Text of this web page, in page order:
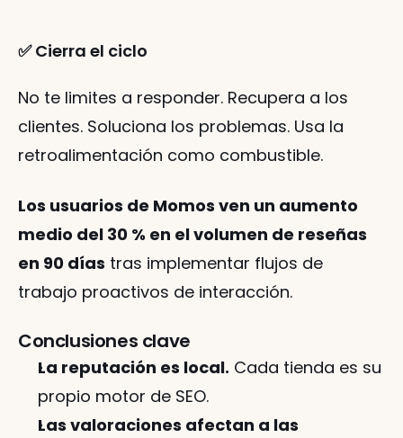
✅ Cierra el ciclo
No te limites a responder. Recupera a los
clientes. Soluciona los problemas. Usa la
retroalimentación como combustible.
Los usuarios de Momos ven un aumento
medio del 30 % en el volumen de reseñas
en 90 días tras implementar flujos de
trabajo proactivos de interacción.
Conclusiones clave
La reputación es local. Cada tienda es su
propio motor de SEO.
Las valoraciones afectan a las